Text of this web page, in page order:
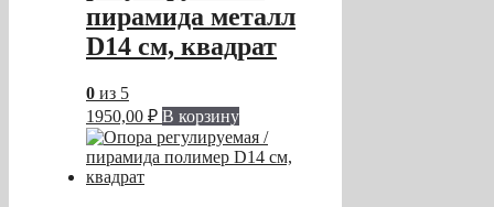
пирамида металл
D14 см, квадрат
0 из 5
1950,00 ₽ В корзину